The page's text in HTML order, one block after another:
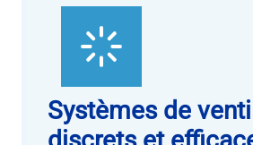
Systèmes de